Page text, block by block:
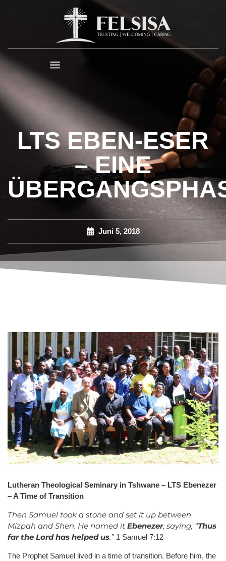
LTS EBEN-ESER
– EINE
Juni 5, 2018
Lutheran Theological Seminary in Tshwane – LTS Ebenezer
– A Time of Transition
Then Samuel took a stone and set it up between
Mizpah and Shen. He named it Ebenezer, saying, “Thus
far the Lordhas helped us.”1 Samuel 7:12
The Prophet Samuel lived in a time of transition. Before him, the